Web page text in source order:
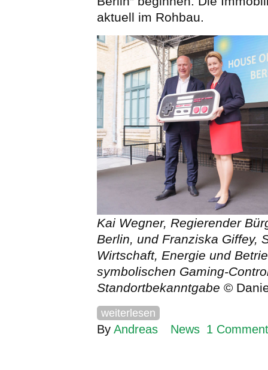
aktuell im Rohbau.
Kai Wegner, Regierender
Berlin, und Franziska Giffey,
Wirtschaft, Energie und
symbolischen Gaming-
Standortbekanntgabe ©
weiterlesen
By Andreas News 1 Comment